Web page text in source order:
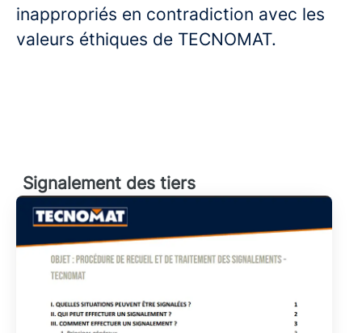
inappropriés en contradiction avec les
valeurs éthiques de TECNOMAT.
Signalement des tiers